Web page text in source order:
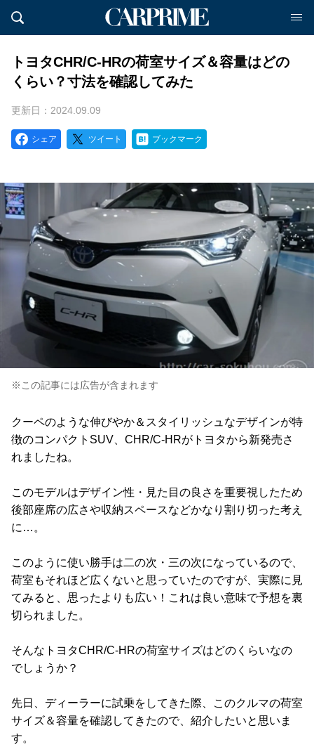
トヨタCHR/C-HRの荷室サイズ＆容量はどの
くらい？寸法を確認してみた
更新日：2024.09.09
シェア ツイート ブックマーク
※この記事には広告が含まれます
クーペのような伸びやか＆スタイリッシュなデザインが特
徴のコンパクトSUV、CHR/C-HRがトヨタから新発売さ
れましたね。
このモデルはデザイン性・見た目の良さを重要視したため
後部座席の広さや収納スペースなどかなり割り切った考え
に…。
このように使い勝手は二の次・三の次になっているので、
荷室もそれほど広くないと思っていたのですが、実際に見
てみると、思ったよりも広い！これは良い意味で予想を裏
切られました。
そんなトヨタCHR/C-HRの荷室サイズはどのくらいなの
でしょうか？
先日、ディーラーに試乗をしてきた際、このクルマの荷室
サイズ＆容量を確認してきたので、紹介したいと思いま
す。